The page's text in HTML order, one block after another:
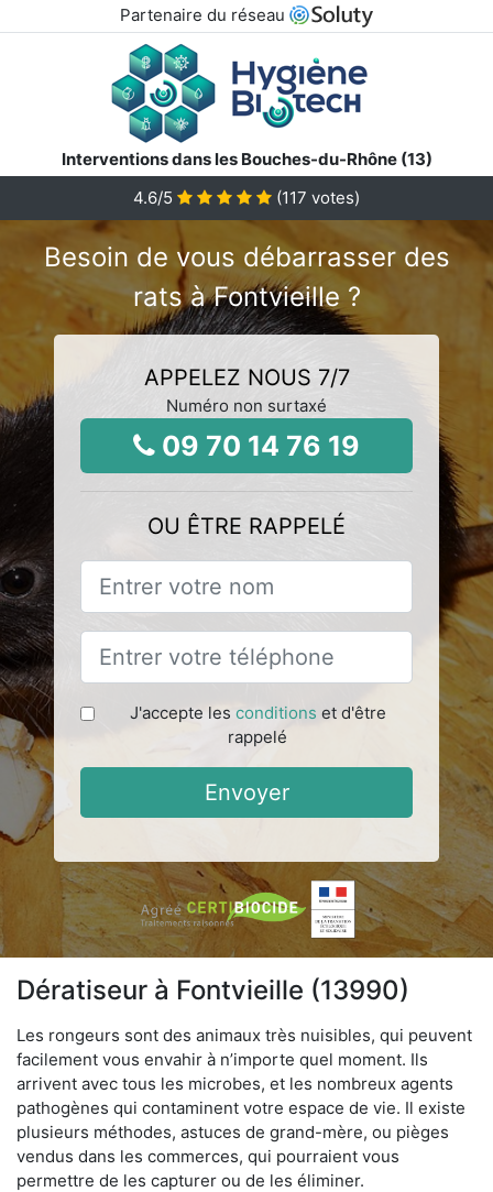
Partenaire du réseau
Interventions dans les Bouches-du-Rhône (13)
4.6/5 (117 votes)
Besoin de vous débarrasser des
rats à Fontvieille ?
APPELEZ NOUS 7/7
Numéro non surtaxé
09 70 14 76 19
OU ÊTRE RAPPELÉ
J'accepte les conditions et d'être
rappelé
Envoyer
Dératiseur à Fontvieille (13990)
Les rongeurs sont des animaux très nuisibles, qui peuvent
facilement vous envahir à n’importe quel moment. Ils
arrivent avec tous les microbes, et les nombreux agents
pathogènes qui contaminent votre espace de vie. Il existe
plusieurs méthodes, astuces de grand-mère, ou pièges
vendus dans les commerces, qui pourraient vous
permettre de les capturer ou de les éliminer.